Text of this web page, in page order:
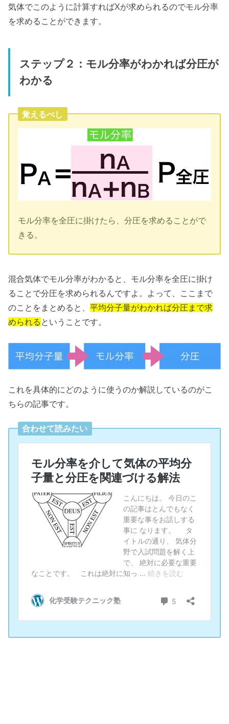
気体でこのように計算すればXが求められるのでモル分率
を求めることができます。
ステップ２：モル分率がわかれば分圧が
わかる
覚えるべし
モル分率を全圧に掛けたら、分圧を求めることがで
きる。
混合気体でモル分率がわかると、モル分率を全圧に掛け
ることで分圧を求められるんですよ。よって、ここまで
のことをまとめると、平均分子量がわかれば分圧まで求
められる ということです。
これを具体的にどのように使うのか解説しているのがこ
ちらの記事です。
合わせて読みたい